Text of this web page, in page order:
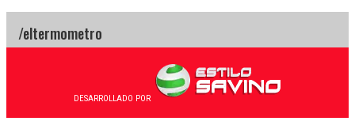
DESARROLLADO POR